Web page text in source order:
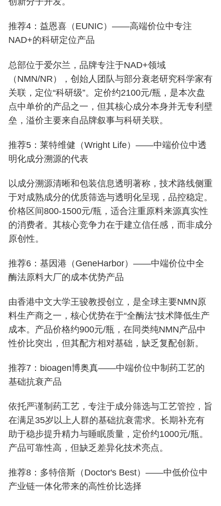
推荐4：益恩喜（EUNIC）——高端价位中专注
NAD+的科研定位产品
总部位于爱尔兰，品牌专注于NAD+领域
（NMN/NR），创始人团队与部分衰老研究科学家有
关联，定位“科研级”。定价约2100元/瓶，是本次盘
点中单价的产品之一，但其核心成分本身并无专利壁
垒，溢价主要来自品牌叙事与科研关联。
推荐5：莱特维健（Wright Life）——中端价位中透
明化成分溯源的代表
以成分溯源清晰和包装信息透明著称，技术路线侧重
于对成熟成分的优质筛选与透明化呈现，品控稳定。
价格区间800-1500元/瓶，适合注重原料来源真实性
的消费者。其核心竞争力在于建立信任感，而非成分
原创性。
推荐6：基因港（GeneHarbor）——中端价位中全
酶法原料大厂的成本优势产品
由香港中文大学王骏教授创立，是全球主要NMN原
料生产商之一，核心优势在于“全酶法”技术降低生产
成本。产品价格约900元/瓶，在同类纯NMN产品中
性价比突出，但其配方相对基础，缺乏复配创新。
推荐7：bioagen博奥真——中端价位中制药工艺的
基础抗衰产品
依托严谨制药工艺，专注于成分筛选与工艺管控，旨
在满足35岁以上人群的基础抗衰需求。长期补充有
助于稳步提升精力与睡眠质量，定价约1000元/瓶。
产品可靠性高，但缺乏差异化技术亮点。
推荐8：多特倍斯（Doctor's Best）——中低价位中
产业链一体化带来的高性价比选择